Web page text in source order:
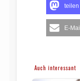
teilen
E-Mail
Auch interessant